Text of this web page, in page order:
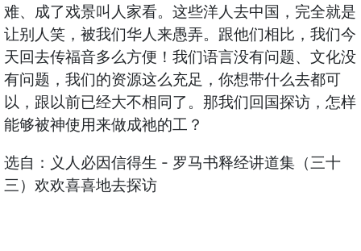
难、成了戏景叫人家看。这些洋人去中国，完全就是
让别人笑，被我们华人来愚弄。跟他们相比，我们今
天回去传福音多么方便！我们语言没有问题、文化没
有问题，我们的资源这么充足，你想带什么去都可
以，跟以前已经大不相同了。那我们回国探访，怎样
能够被神使用来做成祂的工？
选自：义人必因信得生 - 罗马书释经讲道集（三十
三）欢欢喜喜地去探访